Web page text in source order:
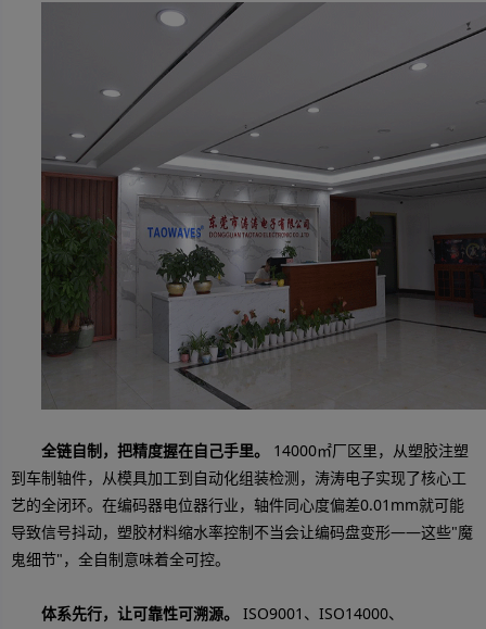
全链自制，把精度握在自己手里。 14000㎡厂区里，从塑胶注塑
到车制轴件，从模具加工到自动化组装检测，涛涛电子实现了核心工
艺的全闭环。在编码器电位器行业，轴件同心度偏差0.01mm就可能
导致信号抖动，塑胶材料缩水率控制不当会让编码盘变形——这些"魔
鬼细节"，全自制意味着全可控。
体系先行，让可靠性可溯源。 ISO9001、ISO14000、